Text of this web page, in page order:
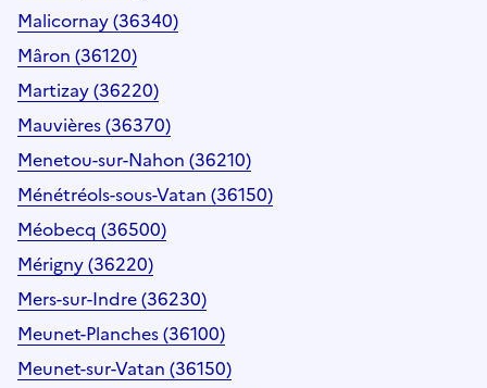
Malicornay (36340)
Mâron (36120)
Martizay (36220)
Mauvières (36370)
Menetou-sur-Nahon (36210)
Ménétréols-sous-Vatan (36150)
Méobecq (36500)
Mérigny (36220)
Mers-sur-Indre (36230)
Meunet-Planches (36100)
Meunet-sur-Vatan (36150)